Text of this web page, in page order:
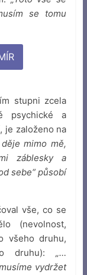
se tomu
stupni zcela
psychické a
je založeno na
mimo mě,
záblesky a
sebe“ působí
vše, co se
(nevolnost,
všeho druhu,
druhu):„…
vydržet